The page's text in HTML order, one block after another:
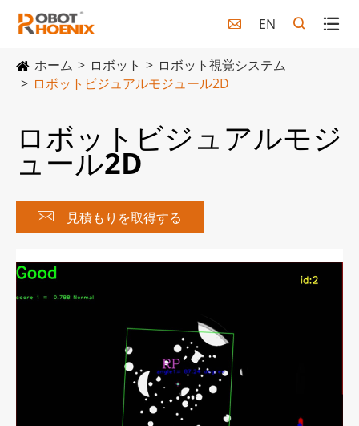
 EN
ホーム ロボット
ロボット視覚システム
ロボットビジュアルモジュール2D
ロボットビジュアルモジ
ュール2D
 見積もりを取得する